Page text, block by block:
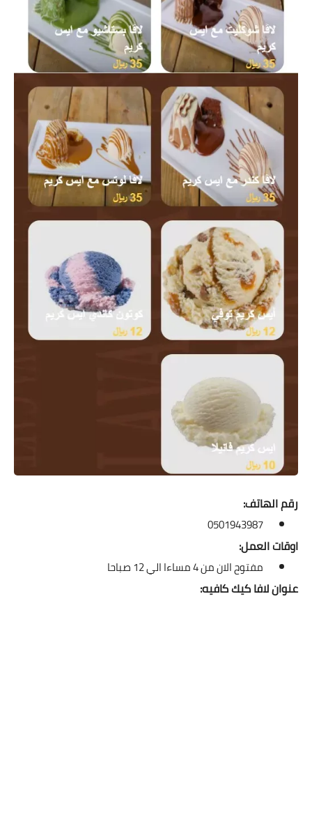
رقم الهاتف:
0501943987
اوقات العمل:
مفتوح الان من 4 مساءا الي 12 صباحا
عنوان لافا كيك كافيه: